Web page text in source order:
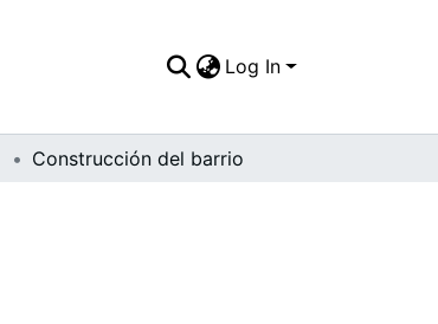
Log In
Construcción del barrio